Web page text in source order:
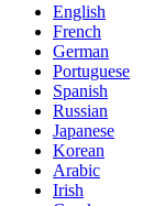
English
French
German
Portuguese
Spanish
Russian
Japanese
Korean
Arabic
Irish